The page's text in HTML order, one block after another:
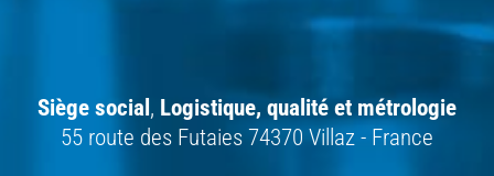
Siège social , Logistique, qualité et métrologie
55 route des Futaies 74370 Villaz - France